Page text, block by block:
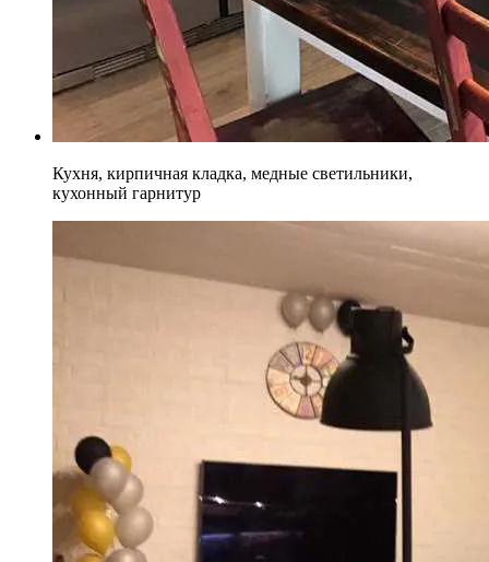
Кухня, кирпичная кладка, медные светильники,
кухонный гарнитур